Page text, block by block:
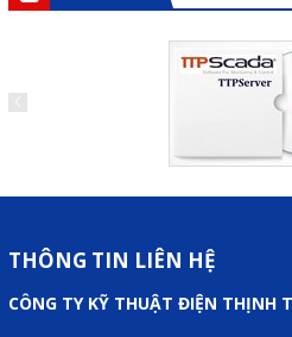
THÔNG TIN LIÊN HỆ
CÔNG TY KỸ THUẬT ĐIỆN THỊNH
Twitter